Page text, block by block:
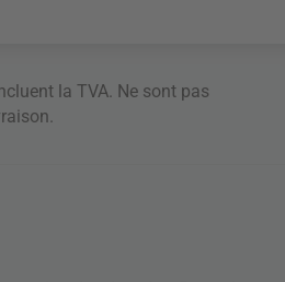
la TVA. Ne sont pas